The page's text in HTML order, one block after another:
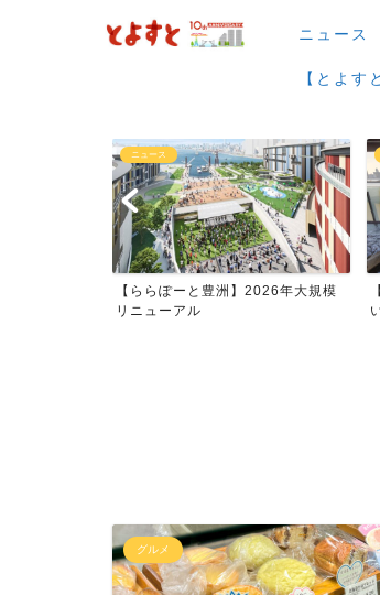
ニュース
【とよす
ニュース
【ららぽーと豊洲】2026年大規模
リニューアル
グルメ